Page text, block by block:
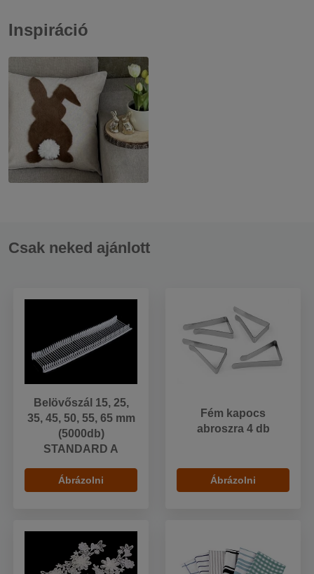
Inspiráció
Csak neked ajánlott
Belövőszál 15, 25,
35, 45, 50, 55, 65 mm
(5000db)
STANDARD A
Ábrázolni
Fém kapocs
abroszra 4 db
Ábrázolni